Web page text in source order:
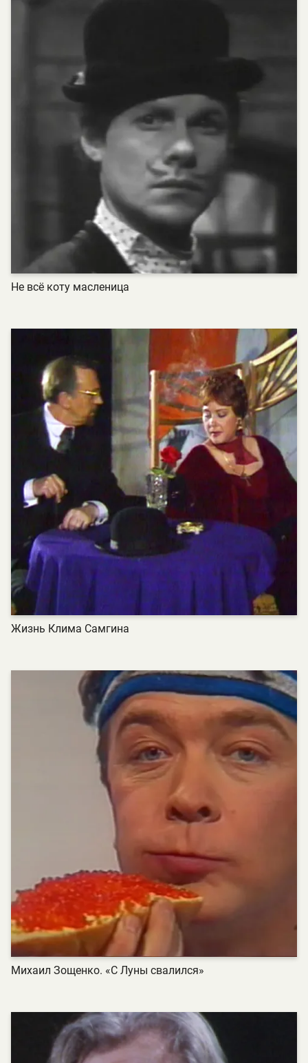
Не всё коту масленица
Жизнь Клима Самгина
Михаил Зощенко. «С Луны свалился»